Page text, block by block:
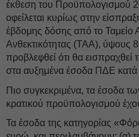
έκθεση του Προϋπολογισμού
οφείλεται κυρίως στην
έβδομης δόσης από το Ταμείο
Ανθεκτικότητας (ΤΑΑ), ύψους
προβλεφθεί ότι θα εισπραχθεί
στα αυξημένα έσοδα ΠΔΕ κατά
Πιο συγκεκριμένα, τα έσοδα
κρατικού προϋπολογισμού
Τα έσοδα της κατηγορίας